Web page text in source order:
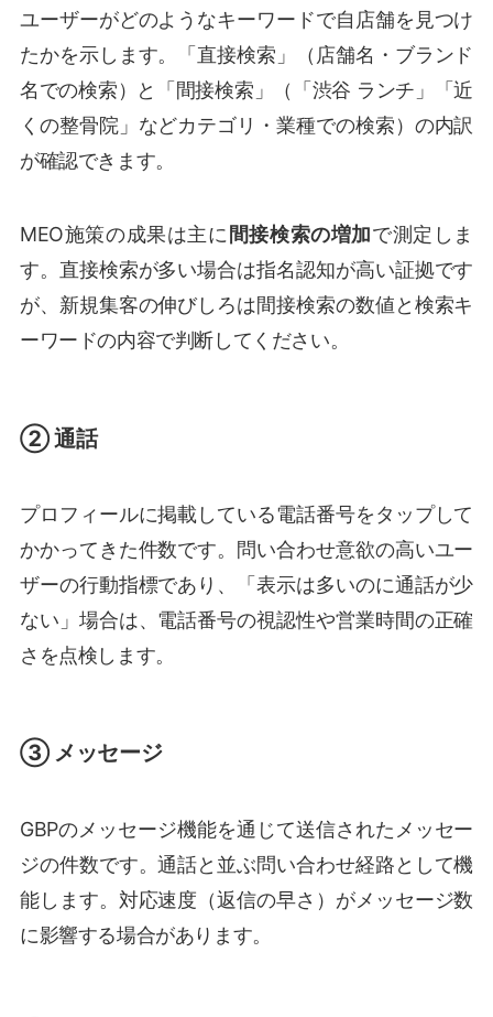
ユーザーがどのようなキーワードで自店舗を見つけ
たかを示します。「直接検索」（店舗名・ブランド
名での検索）と「間接検索」（「渋谷 ランチ」「近
くの整骨院」などカテゴリ・業種での検索）の内訳
が確認できます。
MEO施策の成果は主に 間接検索の増加で測定しま
す。直接検索が多い場合は指名認知が高い証拠です
が、新規集客の伸びしろは間接検索の数値と検索キ
ーワードの内容で判断してください。
② 通話
プロフィールに掲載している電話番号をタップして
かかってきた件数です。問い合わせ意欲の高いユー
ザーの行動指標であり、「表示は多いのに通話が少
ない」場合は、電話番号の視認性や営業時間の正確
さを点検します。
③ メッセージ
GBPのメッセージ機能を通じて送信されたメッセー
ジの件数です。通話と並ぶ問い合わせ経路として機
能します。対応速度（返信の早さ）がメッセージ数
に影響する場合があります。